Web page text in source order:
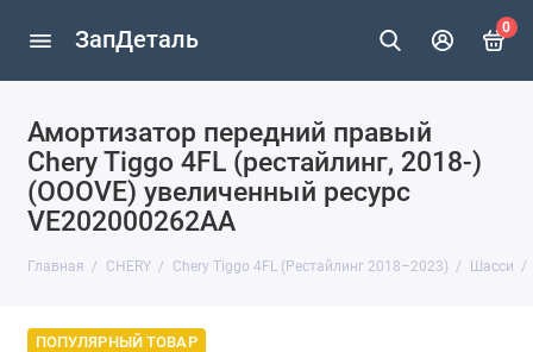
ЗапДеталь 0
Амортизатор передний правый
Chery Tiggo 4FL (рестайлинг, 2018-)
(OOOVE) увеличенный ресурс
VE202000262AA
Главная CHERY Chery Tiggo 4FL (Рестайлинг 2018–2023) Шасси
ПОПУЛЯРНЫЙ ТОВАР